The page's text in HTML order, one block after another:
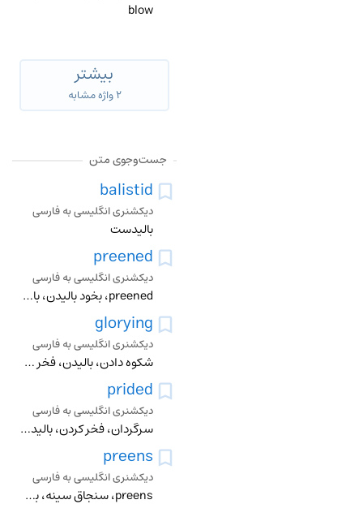
blow
بیشتر
۲ واژه مشابه
جست‌وجوی متن
balistid
دیکشنری انگلیسی به فارسی
بالیدست
preened
دیکشنری انگلیسی به فارسی
preened، بخود بالیدن، بالیدن، خود را اراستن، بامنقار و زبان خود را اراستن
glorying
دیکشنری انگلیسی به فارسی
شکوه دادن، بالیدن، فخر کردن، ستودن، شادمانی کردن، درخشیدن
prided
دیکشنری انگلیسی به فارسی
سرگردان، فخر کردن، بالیدن، تفاخر کردن
preens
دیکشنری انگلیسی به فارسی
preens، سنجاق سینه، بخود بالیدن، بالیدن، خود را اراستن، بامنقار و زبان خود را اراستن